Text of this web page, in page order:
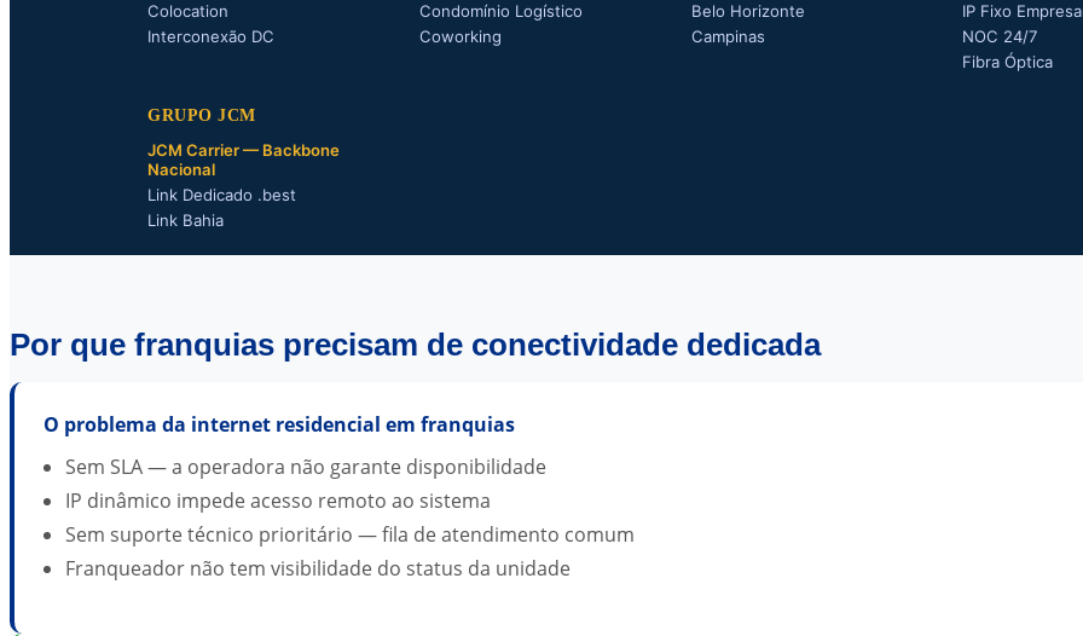
Colocation
Interconexão DC
Condomínio Logístico
Coworking
Belo Horizonte
Campinas
IP Fixo
NOC 24/7
Fibra Óptica
GRUPO JCM
JCM Carrier — Backbone
Nacional
Link Dedicado .best
Link Bahia
Por que franquias precisam de conectividade dedicada
O problema da internet residencial em franquias
Sem SLA — a operadora não garante disponibilidade
IP dinâmico impede acesso remoto ao sistema
Sem suporte técnico prioritário — fila de atendimento comum
Franqueador não tem visibilidade do status da unidade